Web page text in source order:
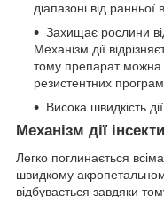
діапазоні від ранньої
Захищає рослини від
Механізм дії
тому препарат можна
резистентних
Висока швидкість
Механізм дії
Легко поглинається
швидкому
відбувається завдяки